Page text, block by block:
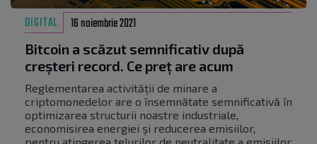
DIGITAL 16 noiembrie 2021
Bitcoin a scăzut semnificativ după
creșteri record. Ce preț are acum
Reglementarea activității de minare a
criptomonedelor are o însemnătate semnificativă în
optimizarea structurii noastre industriale,
economisirea energiei și reducerea emisiilor,